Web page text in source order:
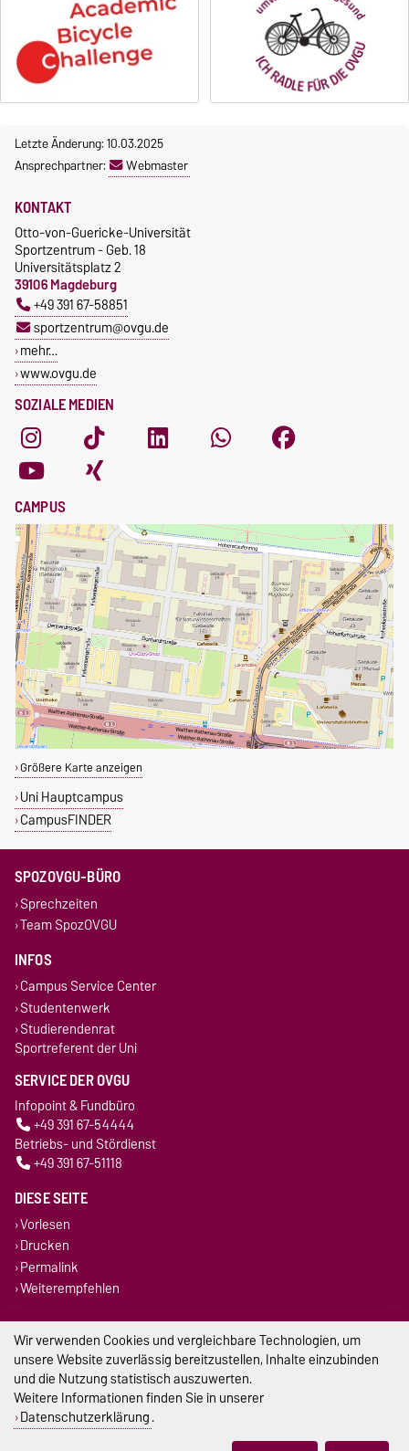
Letzte Änderung: 10.03.2025
Ansprechpartner:
Webmaster
SOZIALE MEDIEN
KONTAKT
Otto-von-Guericke-Universität
Sportzentrum - Geb. 18
Universitätsplatz 2
39106 Magdeburg
+49 391 67-58851
sportzentrum@ovgu.de
mehr…
www.ovgu.de
CAMPUS
Größere Karte anzeigen
Uni Hauptcampus
CampusFINDER
SPOZOVGU-BÜRO
Sprechzeiten
Team SpozOVGU
INFOS
Campus Service Center
Studentenwerk
Studierendenrat
Sportreferent der Uni
SERVICE DER OVGU
Infopoint & Fundbüro
+49 391 67-54444
Betriebs- und Stördienst
+49 391 67-51118
DIESE SEITE
Vorlesen
Drucken
Permalink
Weiterempfehlen
Impressum
Datenschutz
Barrierefreiheit
Cookie-Einstellungen
Wir verwenden Cookies und vergleichbare Technologien, um
unsere Website zuverlässig bereitzustellen, Inhalte einzubinden
und die Nutzung statistisch auszuwerten.
Weitere Informationen finden Sie in unserer
Datenschutzerklärung.